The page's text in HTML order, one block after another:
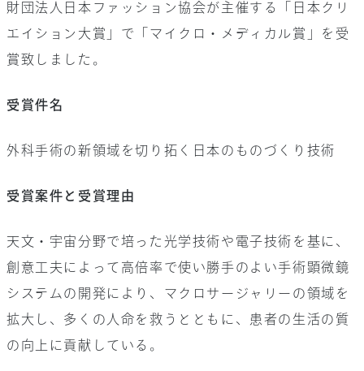
お問い合わせ
会社情報
採用情報
財団法人日本ファッション協会が主催する「日本クリ
エイション大賞」で「マイクロ・メディカル賞」を受
賞致しました。
受賞件名
外科手術の新領域を切り拓く日本のものづくり技術
受賞案件と受賞理由
天文・宇宙分野で培った光学技術や電子技術を基に、
創意工夫によって高倍率で使い勝手のよい手術顕微鏡
システムの開発により、マクロサージャリーの領域を
拡大し、多くの人命を救うとともに、患者の生活の質
の向上に貢献している。